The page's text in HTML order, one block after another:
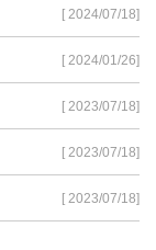
[ 2024/07/18]
[ 2024/01/26]
[ 2023/07/18]
[ 2023/07/18]
[ 2023/07/18]